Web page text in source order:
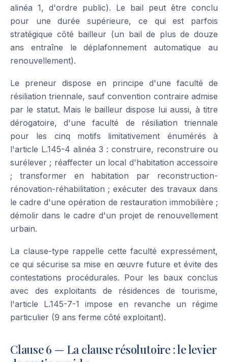
alinéa 1, d'ordre public). Le bail peut être conclu
pour une durée supérieure, ce qui est parfois
stratégique côté bailleur (un bail de plus de douze
ans entraîne le déplafonnement automatique au
renouvellement).
Le preneur dispose en principe d'une faculté de
résiliation triennale, sauf convention contraire admise
par le statut. Mais le bailleur dispose lui aussi, à titre
dérogatoire, d'une faculté de résiliation triennale
pour les cinq motifs limitativement énumérés à
l'article L.145-4 alinéa 3 : construire, reconstruire ou
surélever ; réaffecter un local d'habitation accessoire
; transformer en habitation par reconstruction-
rénovation-réhabilitation ; exécuter des travaux dans
le cadre d'une opération de restauration immobilière ;
démolir dans le cadre d'un projet de renouvellement
urbain.
La clause-type rappelle cette faculté expressément,
ce qui sécurise sa mise en œuvre future et évite des
contestations procédurales. Pour les baux conclus
avec des exploitants de résidences de tourisme,
l'article L.145-7-1 impose en revanche un régime
particulier (9 ans ferme côté exploitant).
Clause 6 — La clause résolutoire : le levier